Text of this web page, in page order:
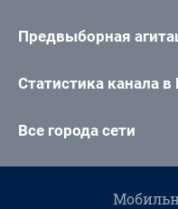
Предвыборная
Статистика канала в
Все города сети